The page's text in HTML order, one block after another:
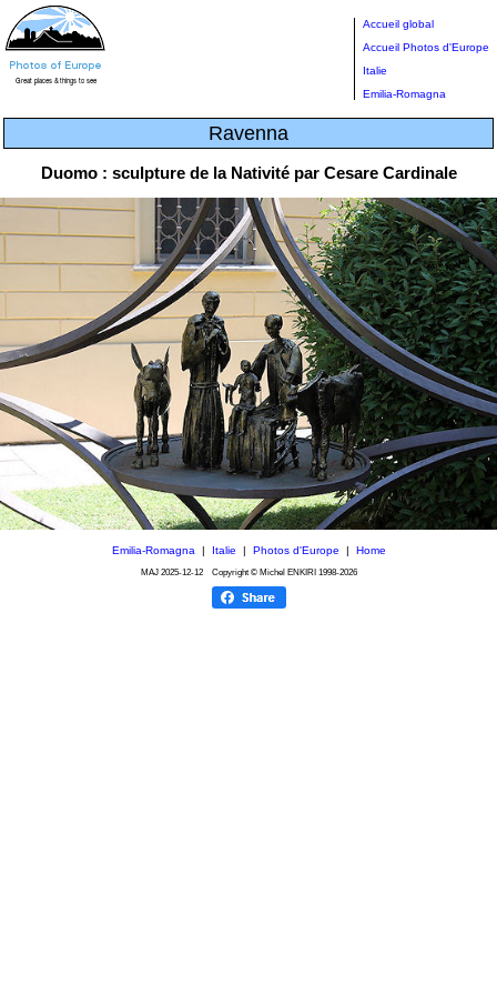
Accueil global
Accueil Photos d'Europe
Italie
Emilia-Romagna
Ravenna
Duomo : sculpture de la Nativité par Cesare Cardinale
Emilia-Romagna | Italie | Photos d'Europe | Home
MAJ 2025-12-12Copyright © Michel ENKIRI 1998-2026